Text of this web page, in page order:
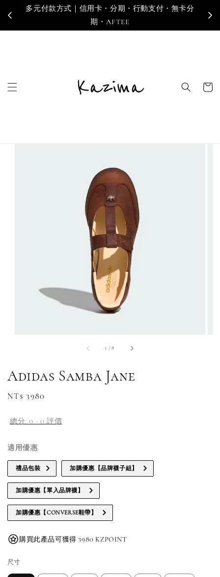
多元付款方式｜信用卡・分期・行動支付・無卡分
期・AFTEE
寄
1 /8
Adidas Samba Jane
Regular
NT$ 3980
總分:0 - 0 評價
適用優惠
禮品包裝 加購優惠【品牌襪子組】
加購優惠【單入品牌襪】
加購優惠【CONVERSE鞋帶】
購買此產品可獲得 3980 KZPOINT
尺寸